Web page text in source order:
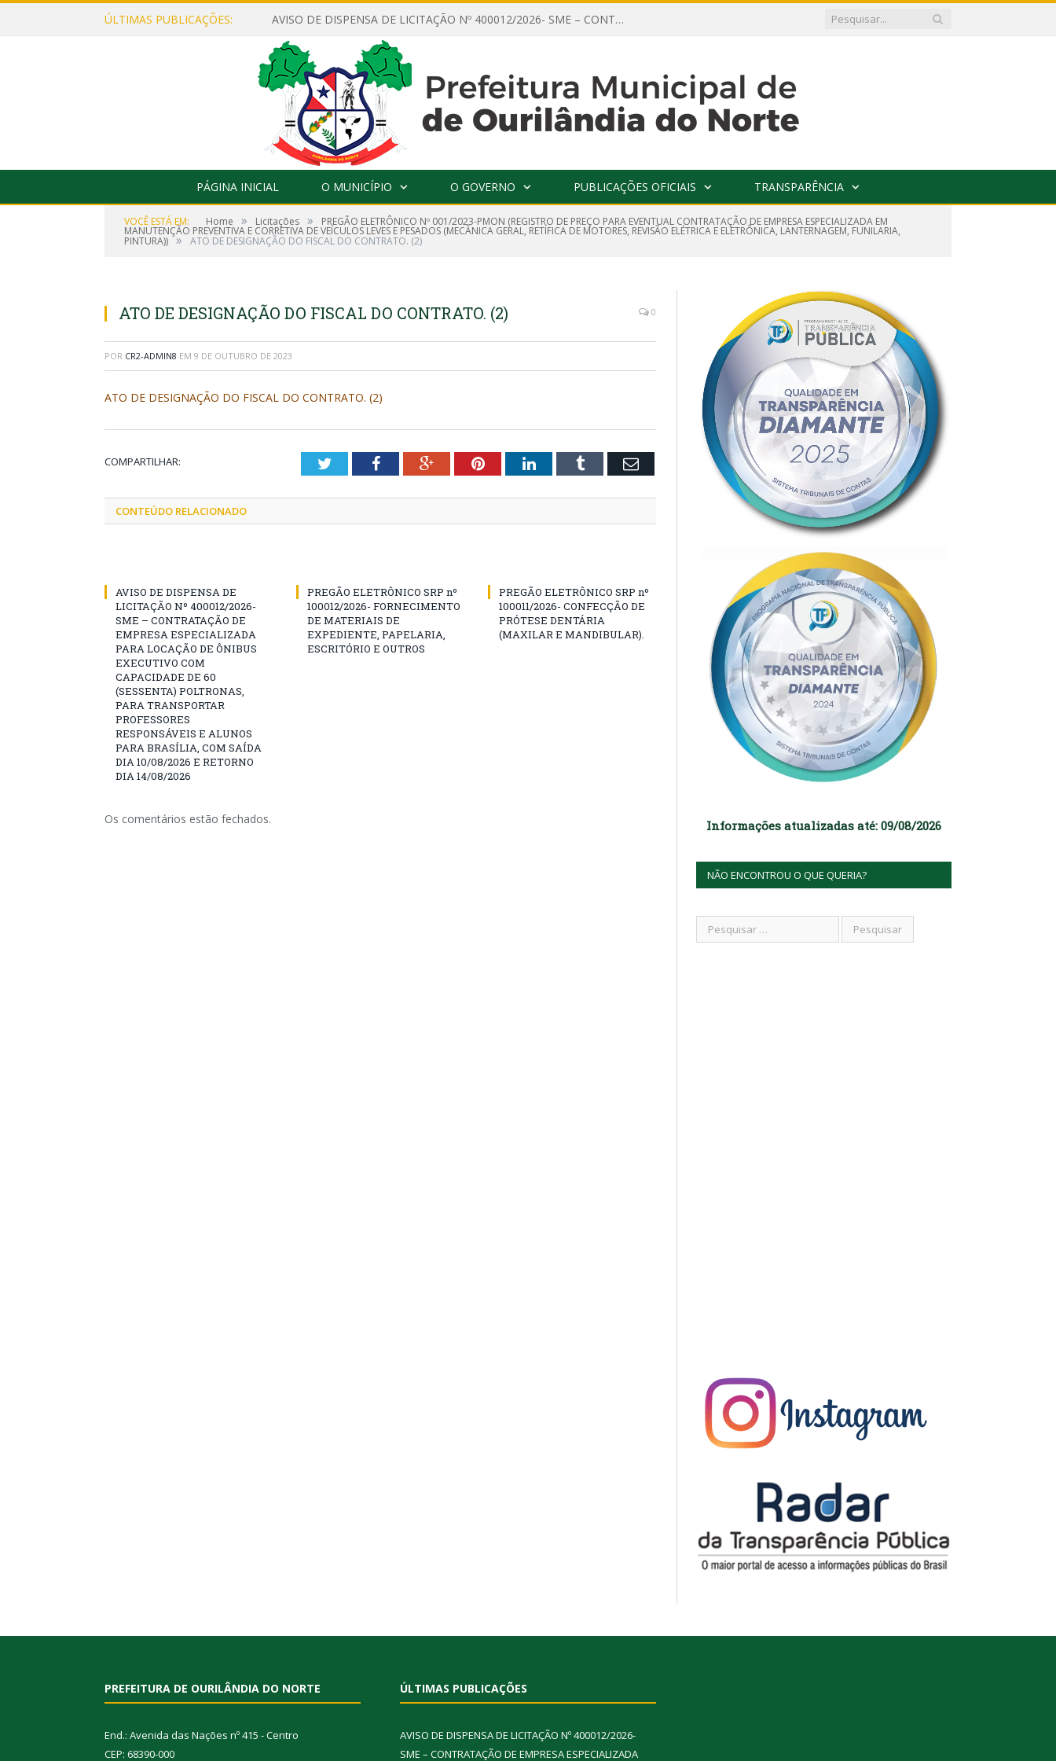
ÚLTIMAS PUBLICAÇÕES: AVISO DE DISPENSA DE LICITAÇÃO Nº 400012/2026- SME – CONTRATAÇÃO DE EMPRESA ESPECIALIZADA PARA LOCAÇÃO DE ÔNIBUS EXECUTIVO COM CAPACIDADE DE 60 (SESSENTA) POLTRONAS, PARA TRANSPORTAR PROFESSORES RESPONSÁVEIS E ALUNOS PARA BRASÍLIA, COM SAÍDA DIA 10/08/2026 E RETORNO DIA 14/08/2026
PÁGINA INICIAL O MUNICÍPIO O GOVERNO PUBLICAÇÕES OFICIAIS TRANSPARÊNCIA
VOCÊ ESTÁ EM: Home » Licitações » PREGÃO ELETRÔNICO Nº 001/2023-PMON (REGISTRO DE PREÇO PARA EVENTUAL CONTRATAÇÃO DE EMPRESA ESPECIALIZADA EM
MANUTENÇÃO PREVENTIVA E CORRETIVA DE VEÍCULOS LEVES E PESADOS (MECÂNICA GERAL, RETÍFICA DE MOTORES, REVISÃO ELÉTRICA E ELETRÔNICA, LANTERNAGEM, FUNILARIA,
PINTURA)) » ATO DE DESIGNAÇÃO DO FISCAL DO CONTRATO. (2)
ATO DE DESIGNAÇÃO DO FISCAL DO CONTRATO. (2) 0
POR CR2-ADMIN8 EM 9 DE OUTUBRO DE 2023
ATO DE DESIGNAÇÃO DO FISCAL DO CONTRATO. (2)
COMPARTILHAR: TwitterFacebookGoogle+PinterestLinkedInTumblr Email
CONTEÚDO RELACIONADO
AVISO DE DISPENSA DE
LICITAÇÃO Nº 400012/2026-
SME – CONTRATAÇÃO DE
EMPRESA ESPECIALIZADA
PARA LOCAÇÃO DE ÔNIBUS
EXECUTIVO COM
CAPACIDADE DE 60
(SESSENTA) POLTRONAS,
PARA TRANSPORTAR
PROFESSORES
RESPONSÁVEIS E ALUNOS
PARA BRASÍLIA, COM SAÍDA
DIA 10/08/2026 E RETORNO
DIA 14/08/2026
PREGÃO ELETRÔNICO SRP nº
100012/2026- FORNECIMENTO
DE MATERIAIS DE
EXPEDIENTE, PAPELARIA,
ESCRITÓRIO E OUTROS
PREGÃO ELETRÔNICO SRP nº
100011/2026- CONFECÇÃO DE
PRÓTESE DENTÁRIA
(MAXILAR E MANDIBULAR).
Os comentários estão fechados. Informações atualizadas até: 09/08/2026
NÃO ENCONTROU O QUE QUERIA?
PREFEITURA DE OURILÂNDIA DO NORTE
End.: Avenida das Nações nº 415 - Centro
CEP: 68390-000
ÚLTIMAS PUBLICAÇÕES
AVISO DE DISPENSA DE LICITAÇÃO Nº 400012/2026-
SME – CONTRATAÇÃO DE EMPRESA ESPECIALIZADA